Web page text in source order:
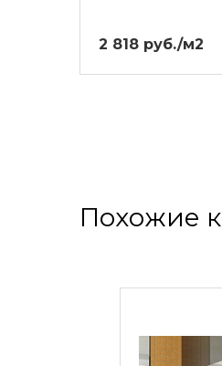
2 818 руб./м2
Похожие